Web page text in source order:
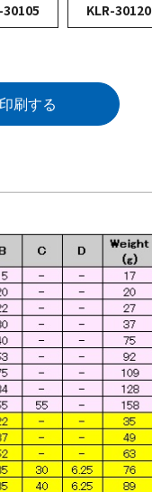
30105 KLR-30120
刷する